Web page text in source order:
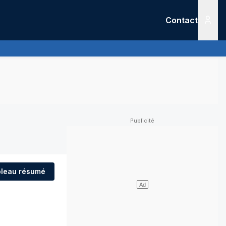
Contact
résumé